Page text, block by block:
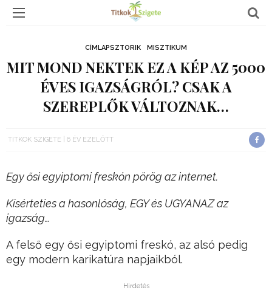
CÍMLAPSZTORIK MISZTIKUM
MIT MOND NEKTEK EZ A KÉP AZ 5000
ÉVES IGAZSÁGRÓL? CSAK A
SZEREPLŐK VÁLTOZNAK…
TITKOK SZIGETE 6 ÉV EZELŐTT
Egy ősi egyiptomi freskón pörög az internet.
Kísérteties a hasonlóság, EGY és UGYANAZ az
igazság…
A felső egy ősi egyiptomi freskó, az alsó pedig
egy modern karikatúra napjaikból.
Hirdetés